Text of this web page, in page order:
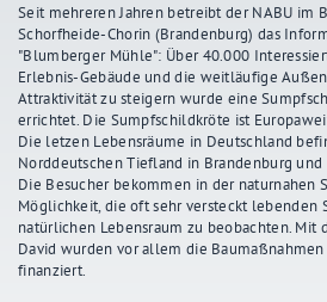
Seit mehreren Jahren betreibt der NABU im
Schorfheide-Chorin (Brandenburg) das
"Blumberger Mühle": Über 40.000
Erlebnis-Gebäude und die weitläufige
Attraktivität zu steigern wurde eine
errichtet. Die Sumpfschildkröte ist
Die letzen Lebensräume in Deutschland
Norddeutschen Tiefland in Brandenburg
Die Besucher bekommen in der naturnahen
Möglichkeit, die oft sehr versteckt lebenden
natürlichen Lebensraum zu beobachten.
David wurden vor allem die
finanziert.